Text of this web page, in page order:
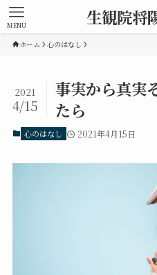
生観院将
MENU
ホーム 心のはなし
事実から真実
たら
2021
4/15
心のはなし 2021年4月15日